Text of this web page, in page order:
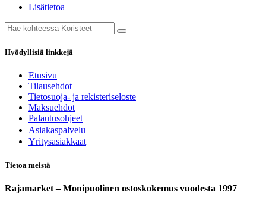
Lisätietoa
Hyödyllisiä linkkejä
Etusivu
Tilausehdot
Tietosuoja- ja rekisteriseloste
Maksuehdot
Palautusohjeet
Asia​k​aspalvelu
​Yritysasiakkaat
Tietoa meistä
Rajamarket – Monipuolinen ostoskokemus vuodesta 1997